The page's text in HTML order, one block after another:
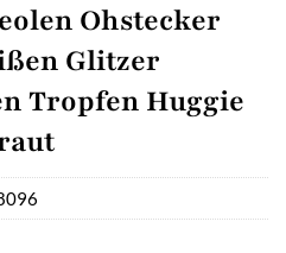
Ohstecker
Glitzer
Tropfen Huggie